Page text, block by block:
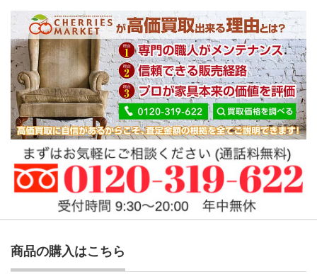
商品の購入はこちら